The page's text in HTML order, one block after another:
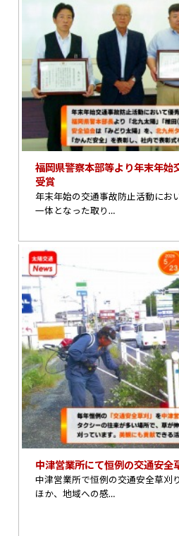
福岡県警察本部等より年末年始
受賞
年末年始の交通事故防止活動にお
一体となった取り…
中津営業所にて恒例の交通安全
中津営業所で恒例の交通安全草刈
ほか、地域への感…